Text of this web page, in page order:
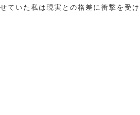
ていた私は現実との格差に衝撃を受